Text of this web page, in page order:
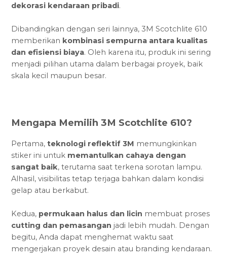
dekorasi kendaraan pribadi.
Dibandingkan dengan seri lainnya, 3M Scotchlite 610
memberikan kombinasi sempurna antara kualitas
dan efisiensi biaya. Oleh karena itu, produk ini sering
menjadi pilihan utama dalam berbagai proyek, baik
skala kecil maupun besar.
Mengapa Memilih 3M Scotchlite 610?
Pertama,teknologi reflektif 3M memungkinkan
stiker ini untuk memantulkan cahaya dengan
sangat baik, terutama saat terkena sorotan lampu.
Alhasil, visibilitas tetap terjaga bahkan dalam kondisi
gelap atau berkabut.
Kedua, permukaan halus dan licin membuat proses
cutting dan pemasangan jadi lebih mudah. Dengan
begitu, Anda dapat menghemat waktu saat
mengerjakan proyek desain atau branding kendaraan.